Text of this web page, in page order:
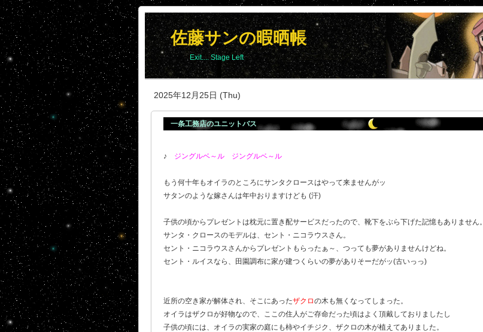
佐藤サンの暇晒帳
Exit.... Stage Left
2025年12月25日 (Thu)
一条工務店のユニットバス
♪ ジングルベ～ル ジングルベ～ル
もう何十年もオイラのところにサンタクロースはやって来ませんがッ
サタンのような嫁さんは年中おりますけども (汗)
子供の頃からプレゼントは枕元に置き配サービスだったので、靴下をぶら下げた記憶もありません。
サンタ・クロースのモデルは、セント・ニコラウスさん。
セント・ニコラウスさんからプレゼントもらったぁ～、つっても夢がありませんけどね。
セント・ルイスなら、田園調布に家が建つくらいの夢がありそーだがッ(古いっっ)
近所の空き家が解体され、そこにあったザクロの木も無くなってしまった。
オイラはザクロが好物なので、ここの住人がご存命だった頃はよく頂戴しておりましたし
子供の頃には、オイラの実家の庭にも柿やイチジク、ザクロの木が植えてありました。